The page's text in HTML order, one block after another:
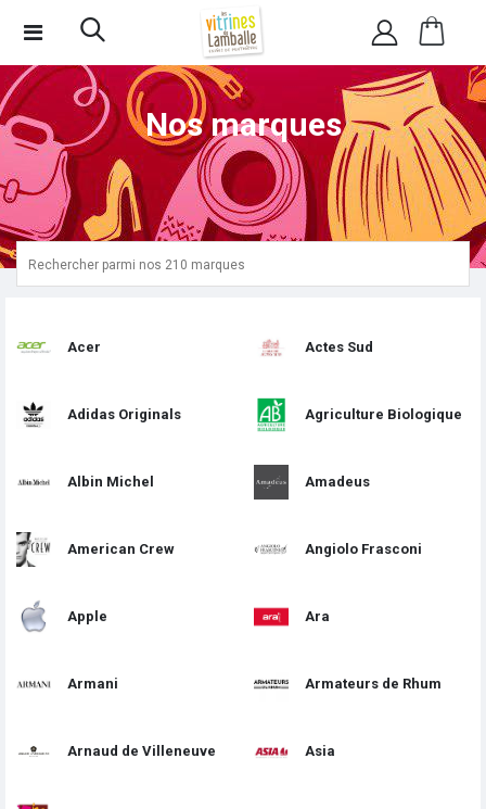
Nos marques
Acer Actes Sud
Adidas Originals Agriculture Biologique
Albin Michel Amadeus
American Crew Angiolo Frasconi
Apple Ara
Armani Armateurs de Rhum
Arnaud de Villeneuve Asia